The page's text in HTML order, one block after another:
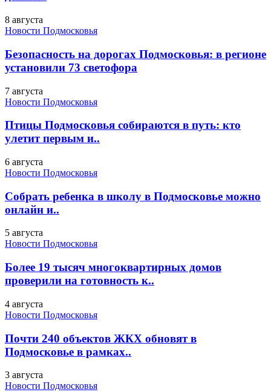
8 августа
Новости Подмосковья
Безопасность на дорогах Подмосковья: в регионе
установили 73 светофора
7 августа
Новости Подмосковья
Птицы Подмосковья собираются в путь: кто
улетит первым и..
6 августа
Новости Подмосковья
Собрать ребенка в школу в Подмосковье можно
онлайн и..
5 августа
Новости Подмосковья
Более 19 тысяч многоквартирных домов
проверили на готовность к..
4 августа
Новости Подмосковья
Почти 240 объектов ЖКХ обновят в
Подмосковье в рамках..
3 августа
Новости Подмосковья